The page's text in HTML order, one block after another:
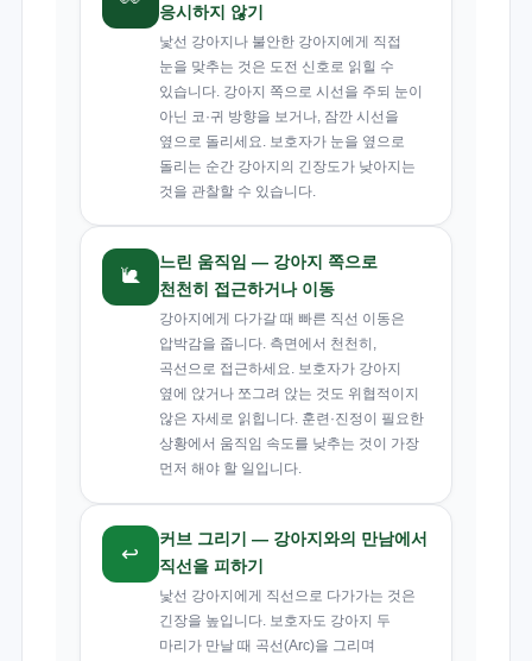
응시하지 않기
낯선 강아지나 불안한 강아지에게 직접
눈을 맞추는 것은 도전 신호로 읽힐 수
있습니다. 강아지 쪽으로 시선을 주되 눈이
아닌 코·귀 방향을 보거나, 잠깐 시선을
옆으로 돌리세요. 보호자가 눈을 옆으로
돌리는 순간 강아지의 긴장도가 낮아지는
것을 관찰할 수 있습니다.
🐌
느린 움직임 — 강아지 쪽으로
천천히 접근하거나 이동
강아지에게 다가갈 때 빠른 직선 이동은
압박감을 줍니다. 측면에서 천천히,
곡선으로 접근하세요. 보호자가 강아지
옆에 앉거나 쪼그려 앉는 것도 위협적이지
않은 자세로 읽힙니다. 훈련·진정이 필요한
상황에서 움직임 속도를 낮추는 것이 가장
먼저 해야 할 일입니다.
↩️
커브 그리기 — 강아지와의 만남에서
직선을 피하기
낯선 강아지에게 직선으로 다가가는 것은
긴장을 높입니다. 보호자도 강아지 두
마리가 만날 때 곡선(Arc)을 그리며